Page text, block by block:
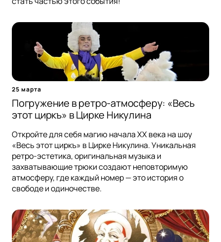
25 марта
Погружение в ретро-атмосферу: «Весь
этот циркъ» в Цирке Никулина
Откройте для себя магию начала XX века на шоу
«Весь этот циркъ» в Цирке Никулина. Уникальная
ретро-эстетика, оригинальная музыка и
захватывающие трюки создают неповторимую
атмосферу, где каждый номер — это история о
свободе и одиночестве.